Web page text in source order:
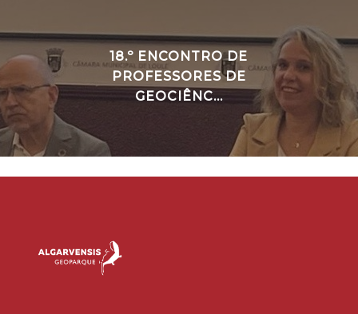
18.º ENCONTRO DE
PROFESSORES DE
GEOCIÊNC...